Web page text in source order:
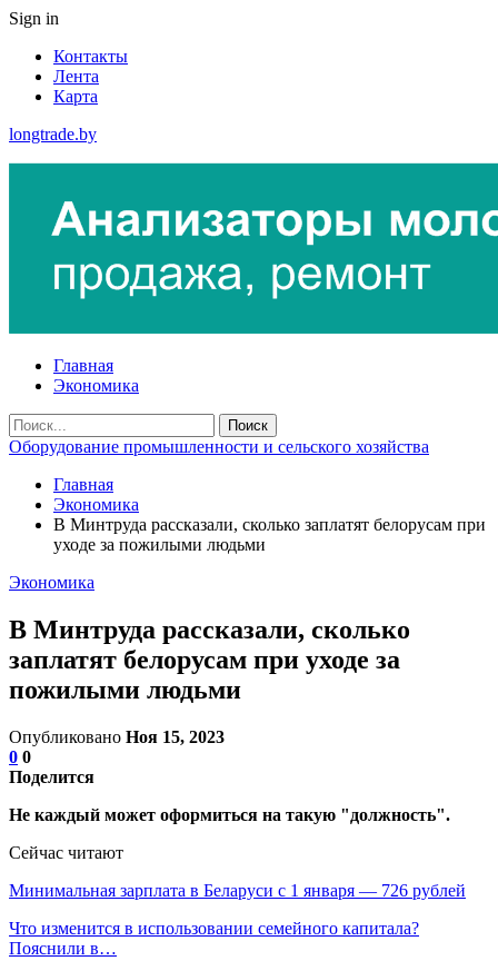
Sign in
Контакты
Лента
Карта
longtrade.by
Главная
Экономика
Оборудование промышленности и сельского хозяйства
Главная
Экономика
В Минтруда рассказали, сколько заплатят белорусам при
уходе за пожилыми людьми
Экономика
В Минтруда рассказали, сколько
заплатят белорусам при уходе за
пожилыми людьми
Опубликовано Ноя 15, 2023
0 0
Поделится
Не каждый может оформиться на такую "должность".
Сейчас читают
Минимальная зарплата в Беларуси с 1 января — 726 рублей
Что изменится в использовании семейного капитала?
Пояснили в…